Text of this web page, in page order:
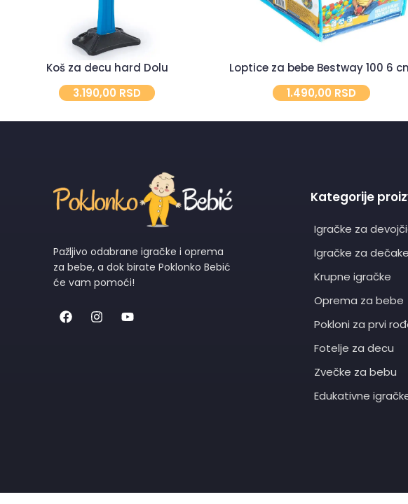
Koš za decu hard Dolu
3.190,00 RSD
Loptice za bebe Bestway 100 6
1.490,00 RSD
Pažljivo odabrane igračke i oprema
za bebe, a dok birate Poklonko Bebić
će vam pomoći!
Kategorije
Igračke za
Igračke za dečake
Krupne igračke
Oprema za bebe
Pokloni za prvi
Fotelje za decu
Zvečke za bebu
Edukativne